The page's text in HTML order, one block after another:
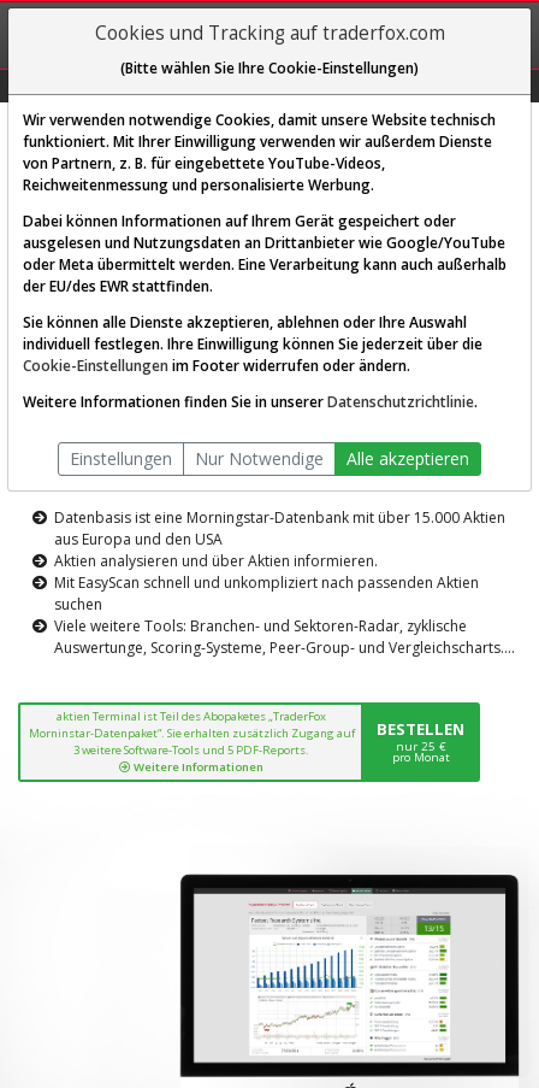
REGIS-
TRIEREN
Diese Funktion ist nur für
AKTIEN-TERMINAL
Die Aktienanalyse-Plattform von
TraderFox
Datenbasis ist eine Morningstar-Datenbank mit über 15.000 Aktien
aus Europa und den USA
Aktien analysieren und über Aktien informieren.
Mit EasyScan schnell und unkompliziert nach passenden Aktien
suchen
Viele weitere Tools: Branchen- und Sektoren-Radar, zyklische
Auswertunge, Scoring-Systeme, Peer-Group- und Vergleichscharts....
aktien Terminal ist Teil des Abopaketes „TraderFox
Morninstar-Datenpaket“. Sie erhalten zusätzlich Zugang auf
3 weitere Software-Tools und 5 PDF-Reports.
Weitere Informationen
BESTELLEN
nur 25 €
pro Monat
Cookies und Tracking auf traderfox.com
(Bitte wählen Sie Ihre Cookie-Einstellungen)
Wir verwenden notwendige Cookies, damit unsere Website technisch
funktioniert. Mit Ihrer Einwilligung verwenden wir außerdem Dienste
von Partnern, z. B. für eingebettete YouTube-Videos,
Reichweitenmessung und personalisierte Werbung.
Dabei können Informationen auf Ihrem Gerät gespeichert oder
ausgelesen und Nutzungsdaten an Drittanbieter wie Google/YouTube
oder Meta übermittelt werden. Eine Verarbeitung kann auch außerhalb
der EU/des EWR stattfinden.
Sie können alle Dienste akzeptieren, ablehnen oder Ihre Auswahl
individuell festlegen. Ihre Einwilligung können Sie jederzeit über die
Cookie-Einstellungen im Footer widerrufen oder ändern.
Weitere Informationen finden Sie in unsererDatenschutzrichtlinie.
Einstellungen Nur Notwendige Alle akzeptieren